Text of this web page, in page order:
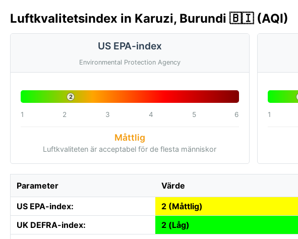
Luftkvalitetsindex in Karuzi, Burundi 🇧🇮 (AQI)
US EPA-index
Environmental Protection Agency
2
1 2 3 4 5 6
Måttlig
Luftkvaliteten är acceptabel för de flesta människor
1
Parameter Värde
US EPA-index:
2 (Måttlig)
UK DEFRA-index:
2 (Låg)